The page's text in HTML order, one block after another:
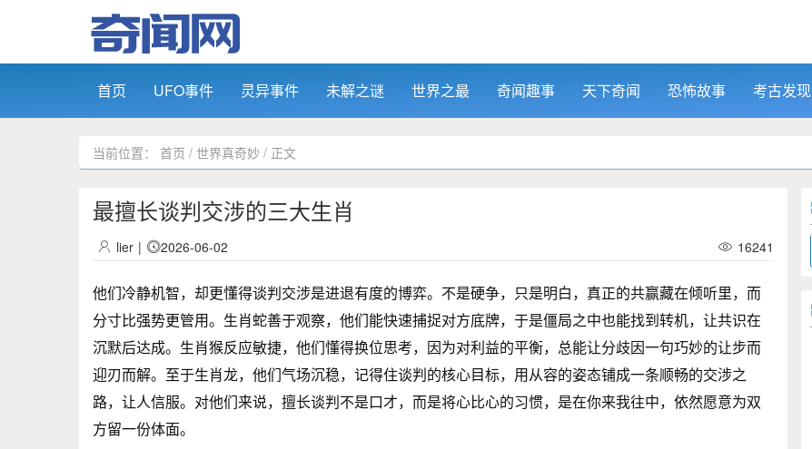
首页 UFO事件 灵异事件 未解之谜 世界之最 奇闻趣事 天下奇闻 恐怖故事 考古发现
当前位置： 首页 / 世界真奇妙 / 正文
最擅长谈判交涉的三大生肖
lier | 2026-06-02 16241
他们冷静机智，却更懂得谈判交涉是进退有度的博弈。不是硬争，只是明白，真正的共赢藏在倾听里，而
分寸比强势更管用。生肖蛇善于观察，他们能快速捕捉对方底牌，于是僵局之中也能找到转机，让共识在
沉默后达成。生肖猴反应敏捷，他们懂得换位思考，因为对利益的平衡，总能让分歧因一句巧妙的让步而
迎刃而解。至于生肖龙，他们气场沉稳，记得住谈判的核心目标，用从容的姿态铺成一条顺畅的交涉之
路，让人信服。对他们来说，擅长谈判不是口才，而是将心比心的习惯，是在你来我往中，依然愿意为双
方留一份体面。